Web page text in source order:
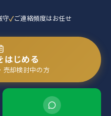
守 ご連絡頻度はお任せ
はじめる
売却検討中の方